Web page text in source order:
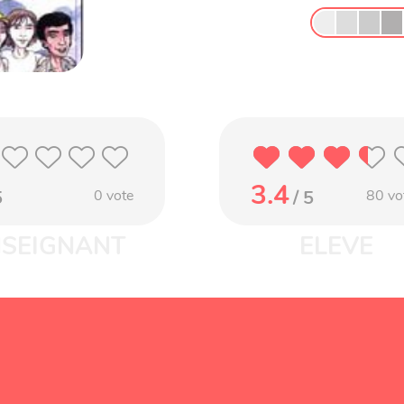
0 vote 3.4/ 5 80